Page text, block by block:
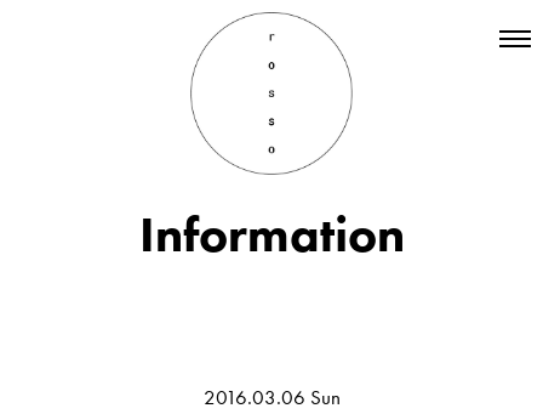
Top
Hair
Staff
Information
2016.03.06 Sun